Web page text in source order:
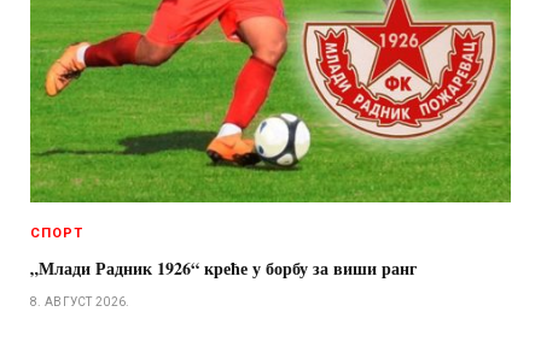
СПОРТ
„Млади Радник 1926“ креће у борбу за виши ранг
8. АВГУСТ 2026.